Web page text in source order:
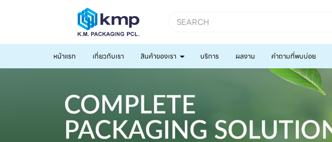
หน้าแรก เกี่ยวกับเรา สินค้าของเรา บริการ ผลงาน คำถามที่พบบ่อย